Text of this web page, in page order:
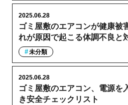
ゴミ屋敷のエアコンが健康被
れが原因で起こる体調不良と
2025.06.28
未分類
ゴミ屋敷のエアコン、電源を
き安全チェックリスト
2025.06.28